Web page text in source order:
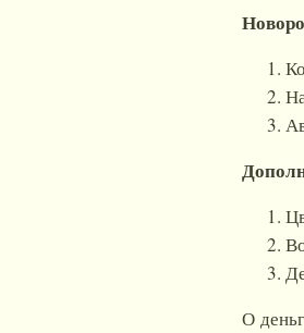
О